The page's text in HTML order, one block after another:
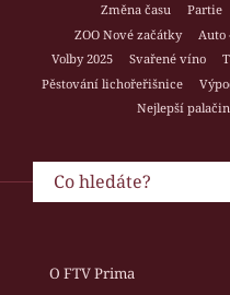
Změna času
Partie
ZOO Nové začátky
Auto
Volby 2025
Svařené víno
Pěstování lichořeřišnice
Nejlepší
O FTV Prima